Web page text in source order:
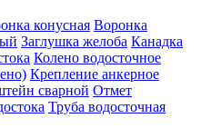
конусная Воронка
Заглушка желоба Канадка
Колено водосточное
Крепление анкерное
сварной Отмет
Труба водосточная